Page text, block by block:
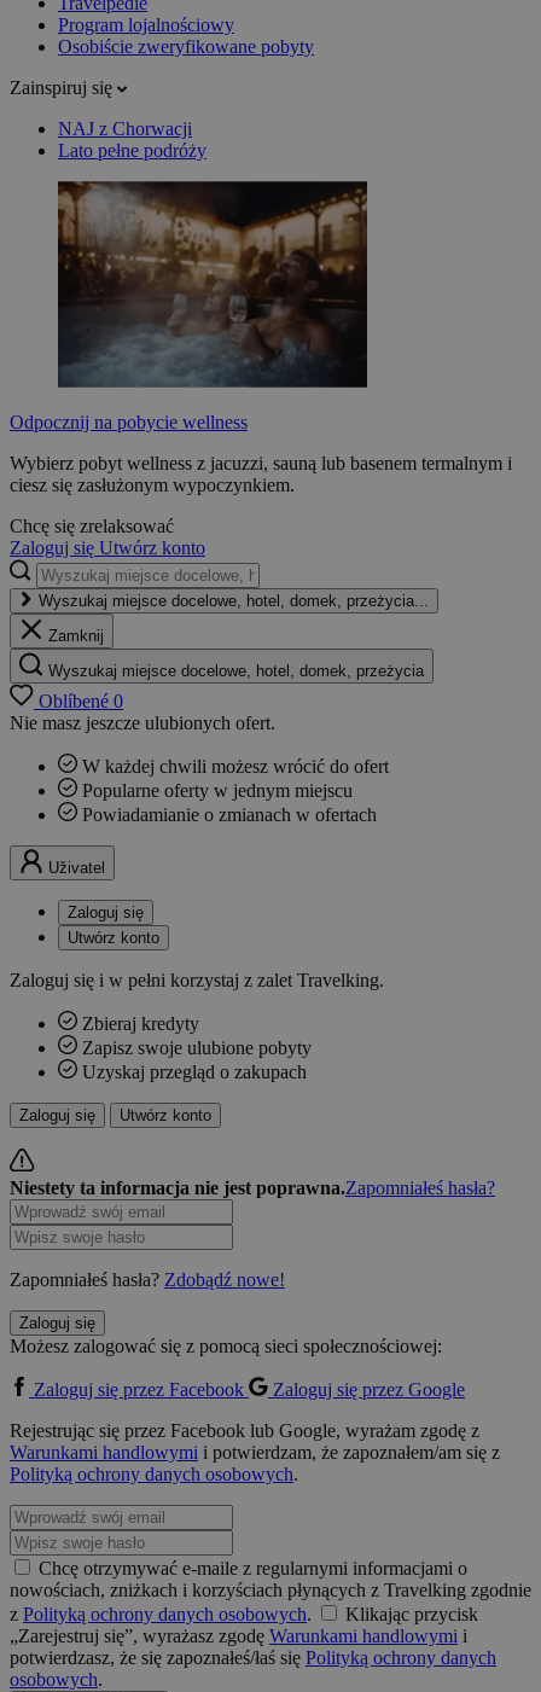
Program lojalnościowy
Osobiście zweryfikowane pobyty
Zainspiruj się
NAJ z Chorwacji
Lato pełne podróży
Odpocznij na pobycie wellness
Wybierz pobyt wellness z jacuzzi, sauną lub basenem termalnym i
ciesz się zasłużonym wypoczynkiem.
Chcę się zrelaksować
Zaloguj się Utwórz konto
Wyszukaj miejsce docelowe, hotel, domek, przeżycia...
Zamknij
Wyszukaj miejsce docelowe, hotel, domek, przeżycia
Oblíbené 0
Nie masz jeszcze ulubionych ofert.
W każdej chwili możesz wrócić do ofert
Popularne oferty w jednym miejscu
Powiadamianie o zmianach w ofertach
Uživatel
Zaloguj się
Utwórz konto
Zaloguj się i w pełni korzystaj z zalet Travelking.
Zbieraj kredyty
Zapisz swoje ulubione pobyty
Uzyskaj przegląd o zakupach
Zaloguj się Utwórz konto
Niestety ta informacja nie jest poprawna.Zapomniałeś hasła?
Zapomniałeś hasła? Zdobądź nowe!
Zaloguj się
Możesz zalogować się z pomocą sieci społecznościowej:
Zaloguj się przez Facebook
Zaloguj się przez Google
Rejestrując się przez Facebook lub Google, wyrażam zgodę z
Warunkami handlowymi i potwierdzam, że zapoznałem/am się z
Polityką ochrony danych osobowych.
Chcę otrzymywać e-maile z regularnymi informacjami o
nowościach, zniżkach i korzyściach płynących z Travelking zgodnie
z Polityką ochrony danych osobowych.
Klikając przycisk
„Zarejestruj się”, wyrażasz zgodę Warunkami handlowymi i
potwierdzasz, że się zapoznałeś/łaś się Polityką ochrony danych
osobowych.